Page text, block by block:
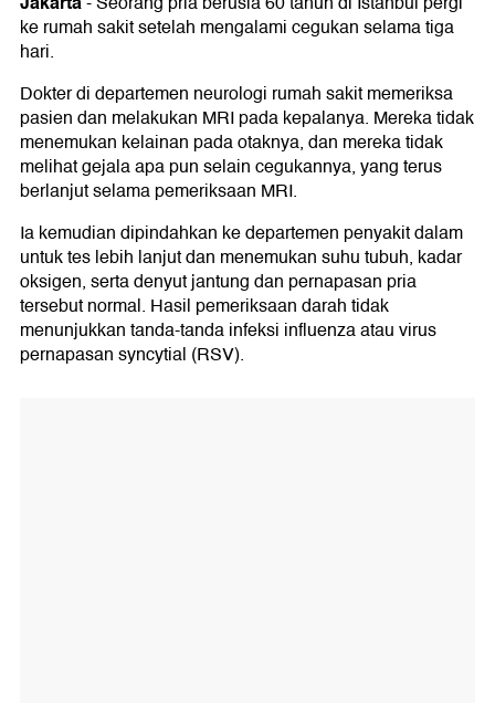
ke rumah sakit setelah mengalami cegukan selama tiga
hari.
Dokter di departemen neurologi rumah sakit memeriksa
pasien dan melakukan MRI pada kepalanya. Mereka tidak
menemukan kelainan pada otaknya, dan mereka tidak
melihat gejala apa pun selain cegukannya, yang terus
berlanjut selama pemeriksaan MRI.
Ia kemudian dipindahkan ke departemen penyakit dalam
untuk tes lebih lanjut dan menemukan suhu tubuh, kadar
oksigen, serta denyut jantung dan pernapasan pria
tersebut normal. Hasil pemeriksaan darah tidak
menunjukkan tanda-tanda infeksi influenza atau virus
pernapasan syncytial (RSV).